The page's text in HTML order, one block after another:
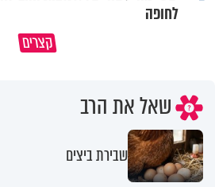
לחופה
קצרים
שאל את הרב
שבירת ביצים